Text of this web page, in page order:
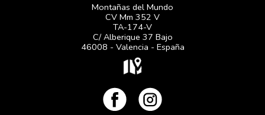
Montañas del Mundo
CV Mm 352 V
TA-174-V
C/ Alberique 37 Bajo
46008 - Valencia - España